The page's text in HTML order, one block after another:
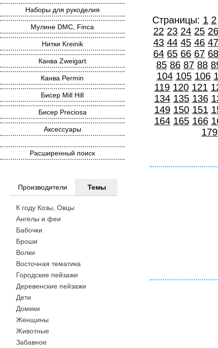
Наборы для рукоделия
Мулине DMC, Finca
Нитки Kreinik
Канва Zweigart
Канва Permin
Бисер Mill Hill
Бисер Preciosa
Аксессуары
Расширенный поиск
Производители Темы
К году Козы, Овцы
Ангелы и феи
Бабочки
Броши
Волки
Восточная тематика
Городские пейзажи
Деревенские пейзажи
Дети
Домики
Женщины
Животные
Забавное
Страницы: 1 2
22 23 24 25 26
43 44 45 46 47
64 65 66 67 68
85 86 87 88
104 105 106
119 120 121
134 135 136
149 150 151
164 165 166
179